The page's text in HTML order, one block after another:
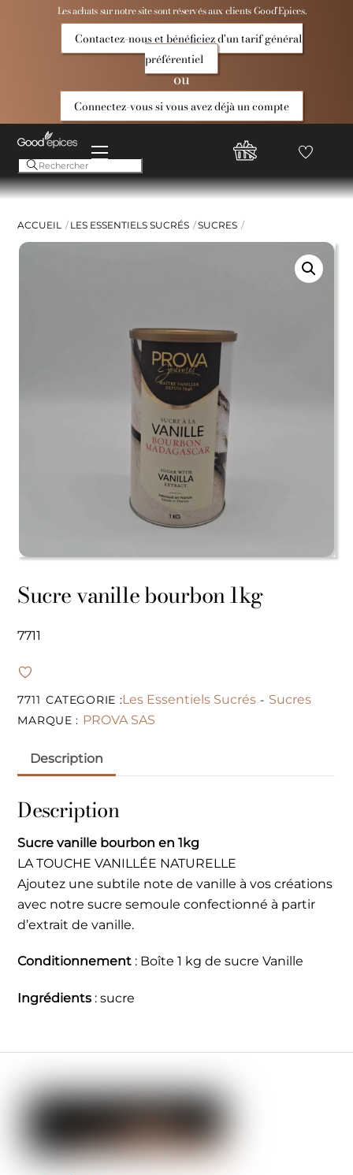
Les achats sur notre site sont réservés aux clients Good’Epices.
Contactez-nous et bénéficiez d'un tarif général
préférentiel
ou
Connectez-vous si vous avez déjà un compte
Menu
Compte
Good
Favoris
ACCUEIL LES ESSENTIELS SUCRÉS SUCRES
Sucre vanille bourbon 1kg
7711
7711 CATEGORIE :Les Essentiels Sucrés - Sucres
MARQUE : PROVA SAS
Description
Description
Sucre vanille bourbon en 1kg
LA TOUCHE VANILLÉE NATURELLE
Ajoutez une subtile note de vanille à vos créations
avec notre sucre semoule confectionné à partir
d’extrait de vanille.
Conditionnement : Boîte 1 kg de sucre Vanille
Ingrédients : sucre